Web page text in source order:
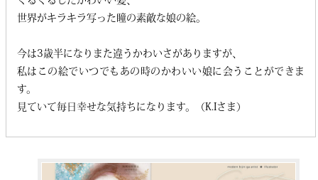
世界がキラキラ写った瞳の素敵な娘の絵。
今は3歳半になりまた違うかわいさがありますが、
私はこの絵でいつでもあの時のかわいい娘に会うことができま
す。
見ていて毎日幸せな気持ちになります。（K.Iさま）